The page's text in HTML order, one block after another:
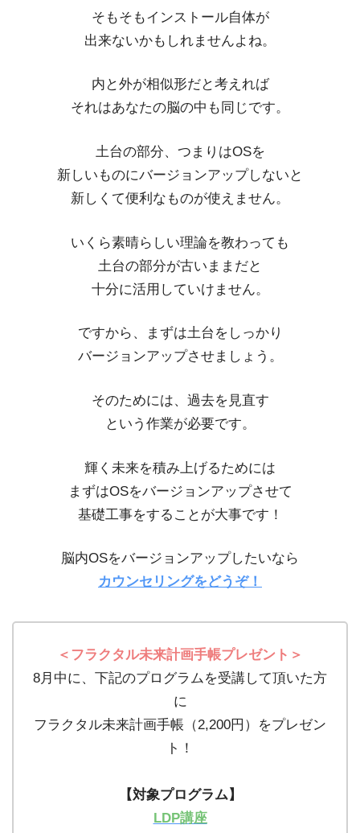
そもそもインストール自体が
出来ないかもしれませんよね。
内と外が相似形だと考えれば
それはあなたの脳の中も同じです。
土台の部分、つまりはOSを
新しいものにバージョンアップしないと
新しくて便利なものが使えません。
いくら素晴らしい理論を教わっても
土台の部分が古いままだと
十分に活用していけません。
ですから、まずは土台をしっかり
バージョンアップさせましょう。
そのためには、過去を見直す
という作業が必要です。
輝く未来を積み上げるためには
まずはOSをバージョンアップさせて
基礎工事をすることが大事です！
脳内OSをバージョンアップしたいなら
カウンセリングをどうぞ！
＜フラクタル未来計画手帳プレゼント＞
8月中に、下記のプログラムを受講して頂いた方
に
フラクタル未来計画手帳（2,200円）をプレゼン
ト！
【対象プログラム】
LDP講座